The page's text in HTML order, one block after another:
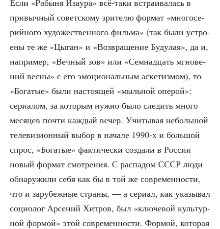
Если «Рабы­ня Иза­ура» всё-таки встра­и­ва­лась в
при­выч­ный совет­ско­му зри­те­лю фор­мат «мно­го­се­
рий­но­го худо­же­ствен­но­го филь­ма» (так были устро­
е­ны те же «Цыган» и «Воз­вра­ще­ние Буду­лая», да и,
напри­мер, «Веч­ный зов» или «Сем­на­дцать мгно­ве­
ний вес­ны» с его эмо­ци­о­наль­ным аске­тиз­мом), то
«Бога­тые» были насто­я­щей «мыль­ной опе­рой»:
сери­а­лом, за кото­рым нуж­но было сле­дить мно­го
меся­цев почти каж­дый вечер. Учи­ты­вая неболь­шой
теле­ви­зи­он­ный выбор в нача­ле 1990‑х и боль­шой
спрос, «Бога­тые» фак­ти­че­ски созда­ли в Рос­сии
новый фор­мат смот­ре­ния. С рас­па­дом СССР люди
обна­ру­жи­ли себя как бы в той же совре­мен­но­сти,
что и зару­беж­ные стра­ны, — а сери­ал, как ука­зы­вал
социо­лог Арсе­ний Хит­ров, был «клю­че­вой куль­тур­
ной фор­мой» этой совре­мен­но­сти. Фор­мой, кото­рая